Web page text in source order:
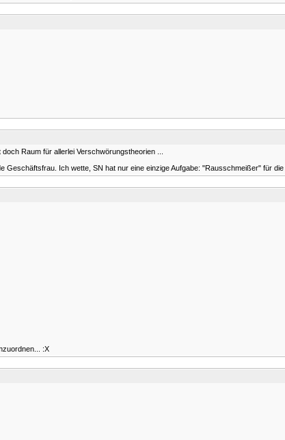
Raum für allerlei Verschwörungstheorien ...
Geschäftsfrau. Ich wette, SN hat nur eine einzige Aufgabe: "Rausschmeißer" für die
:X